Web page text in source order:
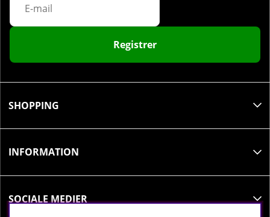
Registrer
SHOPPING
INFORMATION
SOCIALE MEDIER